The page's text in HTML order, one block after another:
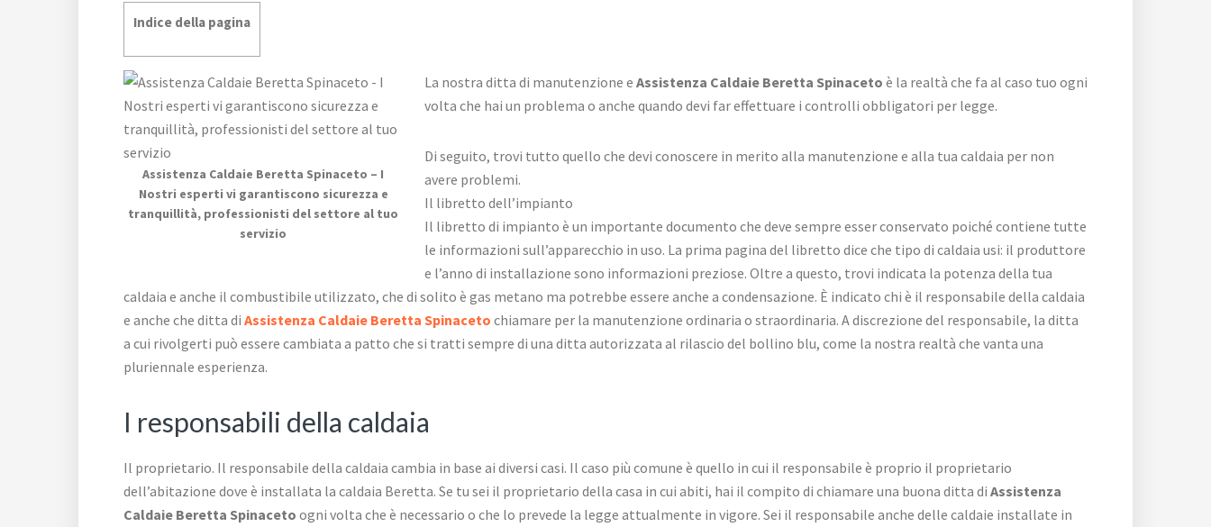
Indice della pagina
Assistenza Caldaie Beretta Spinaceto – I
Nostri esperti vi garantiscono sicurezza e
tranquillità, professionisti del settore al tuo
servizio
La nostra ditta di manutenzione e Assistenza Caldaie Beretta Spinaceto è la realtà che fa al caso tuo ogni
volta che hai un problema o anche quando devi far effettuare i controlli obbligatori per legge.
Di seguito, trovi tutto quello che devi conoscere in merito alla manutenzione e alla tua caldaia per non
avere problemi.
Il libretto dell’impianto
Il libretto di impianto è un importante documento che deve sempre esser conservato poiché contiene tutte
le informazioni sull’apparecchio in uso. La prima pagina del libretto dice che tipo di caldaia usi: il produttore
e l’anno di installazione sono informazioni preziose. Oltre a questo, trovi indicata la potenza della tua
caldaia e anche il combustibile utilizzato, che di solito è gas metano ma potrebbe essere anche a condensazione. È indicato chi è il responsabile della caldaia
e anche che ditta di Assistenza Caldaie Beretta Spinaceto chiamare per la manutenzione ordinaria o straordinaria. A discrezione del responsabile, la ditta
a cui rivolgerti può essere cambiata a patto che si tratti sempre di una ditta autorizzata al rilascio del bollino blu, come la nostra realtà che vanta una
pluriennale esperienza.
I responsabili della caldaia
Il proprietario. Il responsabile della caldaia cambia in base ai diversi casi. Il caso più comune è quello in cui il responsabile è proprio il proprietario
dell’abitazione dove è installata la caldaia Beretta. Se tu sei il proprietario della casa in cui abiti, hai il compito di chiamare una buona ditta di Assistenza
Caldaie Beretta Spinaceto ogni volta che è necessario o che lo prevede la legge attualmente in vigore. Sei il responsabile anche delle caldaie installate in